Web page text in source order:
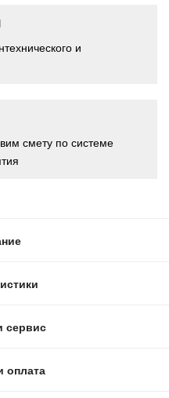
и
смету по системе
сервис
оплата